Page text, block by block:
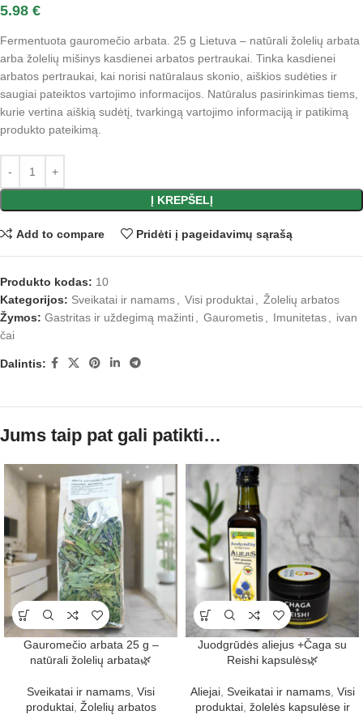
5.98 €
Fermentuota gauromečio arbata. 25 g Lietuva – natūrali žolelių arbata
arba žolelių mišinys kasdienei arbatos pertraukai. Tinka kasdienei
arbatos pertraukai, kai norisi natūralaus skonio, aiškios sudėties ir
saugiai pateiktos vartojimo informacijos. Natūralus pasirinkimas tiems,
kurie vertina aiškią sudėtį, tvarkingą vartojimo informaciją ir patikimą
produkto pateikimą.
Į KREPŠELĮ
Add to compare Pridėti į pageidavimų sąrašą
Produkto kodas: 10
Kategorijos: Sveikatai ir namams Visi produktai
Žolelių arbatos
Žymos: Gastritas ir uždegimą mažinti Gaurometis Imunitetas
ivan
čai
Dalintis:
Jums taip pat gali patikti…
Gauromečio arbata 25 g –
natūrali žolelių arbata🌿
Sveikatai ir namams Visi
produktai, Žolelių arbatos
Juodgrūdės aliejus +Čaga su
Reishi kapsulės🌿
Aliejai, Sveikatai ir namams, Visi
produktai, žolelės kapsulėse ir